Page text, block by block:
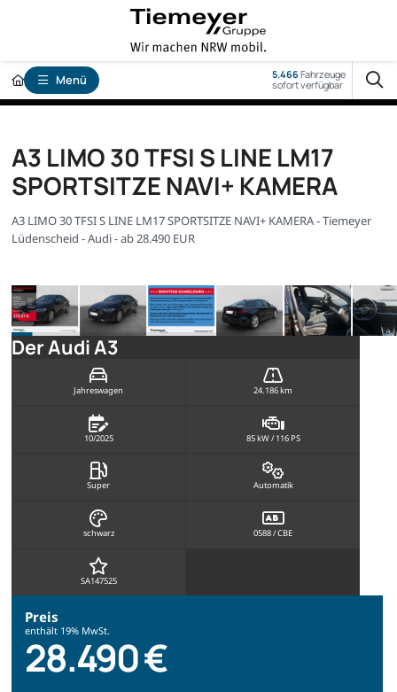
Menü 5.466Fahrzeuge
sofort verfügbar
A3 LIMO 30 TFSI S LINE LM17
SPORTSITZE NAVI+ KAMERA
A3 LIMO 30 TFSI S LINE LM17 SPORTSITZE NAVI+ KAMERA - Tiemeyer
Lüdenscheid - Audi - ab 28.490 EUR
Der Audi A3
Jahreswagen 24.186 km
10/2025 85 kW / 116 PS
Super Automatik
schwarz 0588 / CBE
SA147525
Preis
enthält 19% MwSt.
28.490 €